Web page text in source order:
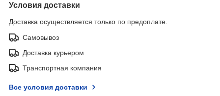
Условия доставки
Доставка осуществляется только по предоплате.
Самовывоз
Доставка курьером
Транспортная компания
Все условия доставки